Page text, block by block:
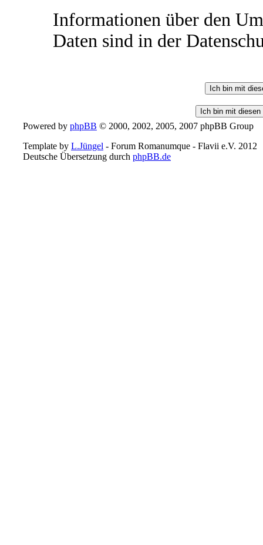
Informationen über den
Daten sind in der
Powered by phpBB © 2000, 2002, 2005, 2007 phpBB Group
Template by L.Jüngel - Forum Romanumque - Flavii e.V. 2012
Deutsche Übersetzung durch phpBB.de